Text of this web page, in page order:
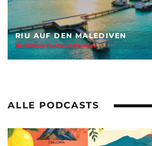
WIE WAR DIE TUI RAINBOW
Schwul-lesbischer Spaß auf der Mein Schiff 2